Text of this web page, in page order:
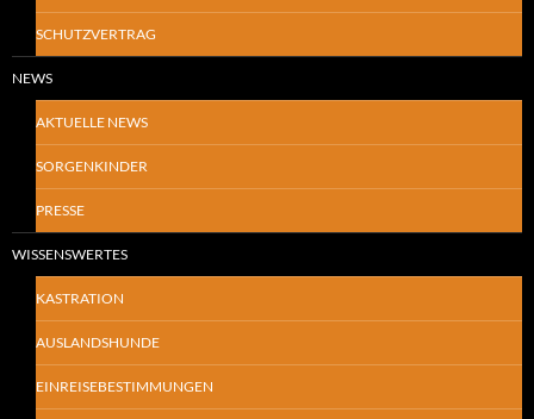
SCHUTZVERTRAG
NEWS
AKTUELLE NEWS
SORGENKINDER
PRESSE
WISSENSWERTES
KASTRATION
AUSLANDSHUNDE
EINREISEBESTIMMUNGEN